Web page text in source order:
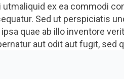
utmaliquid ex ea commodi
Sed ut perspiciatis
ipsa quae ab illo inventore
aut odit aut fugit, sed